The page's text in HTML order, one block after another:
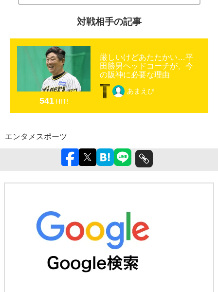
対戦相手の記事
541 HIT!
厳しいけどあたたかい…平
田勝男ヘッドコーチが、今
の阪神に必要な理由
あまえび
エンタメ スポーツ